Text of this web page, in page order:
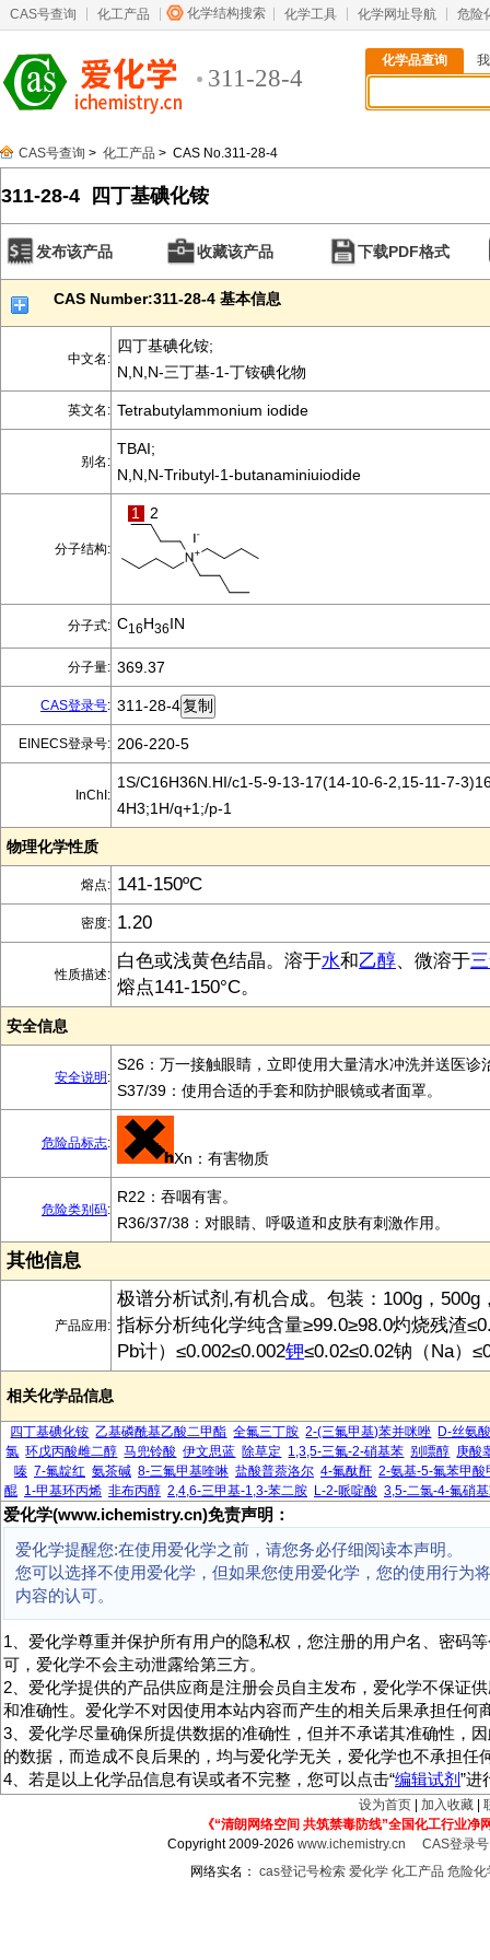
CAS号查询 化工产品 化学结构搜索 化学工具 化学网址导航 危险
311-28-4
化学品查询
CAS号查询 > 化工产品 > CAS No.311-28-4
311-28-4 四丁基碘化铵
发布该产品 收藏该产品 下载PDF格式
CAS Number:311-28-4 基本信息
中文名:
四丁基碘化铵;
N,N,N-三丁基-1-丁铵碘化物
英文名: Tetrabutylammonium iodide
别名:
TBAI;
N,N,N-Tributyl-1-butanaminiuiodide
分子结构:
1 2
分子式: C16H36IN
分子量: 369.37
CAS登录号: 311-28-4
EINECS登录号: 206-220-5
InChI:
1S/C16H36N.HI/c1-5-9-13-17(14-10-6-2,15-11-7-
4H3;1H/q+1;/p-1
物理化学性质
熔点: 141-150ºC
密度: 1.20
性质描述:
白色或浅黄色结晶。溶于水和乙醇、微溶于
熔点141-150°C。
安全信息
安全说明 :
S26：万一接触眼睛，立即使用大量清水冲洗并送医诊
S37/39：使用合适的手套和防护眼镜或者面罩。
危险品标志:
Xn：有害物质
危险类别码:
R22：吞咽有害。
R36/37/38：对眼睛、呼吸道和皮肤有刺激作用。
其他信息
产品应用:
极谱分析试剂,有机合成。包装：100g，500g
指标分析纯化学纯含量≥99.0≥98.0灼烧残渣
Pb计）≤0.002≤0.002钾≤0.02≤0.02钠（Na）
相关化学品信息
四丁基碘化铵 乙基磷酰基乙酸二甲酯 全氟三丁胺 2-(三氟甲基)苯并咪唑 D-丝氨
氯 环戊丙酸雌二醇 马兜铃酸 伊文思蓝 除草定 1,3,5-三氟-2-硝基苯 别嘌醇 庚酸
嗪 7-氟靛红 氨茶碱 8-三氟甲基喹啉 盐酸普萘洛尔 4-氟酞酐 2-氨基-5-氟苯甲酸
醌 1-甲基环丙烯 非布丙醇 2,4,6-三甲基-1,3-苯二胺 L-2-哌啶酸 3,5-二氯-4-氟硝
爱化学(www.ichemistry.cn)免责声明：
爱化学提醒您:在使用爱化学之前，请您务必仔细阅读本声明。
您可以选择不使用爱化学，但如果您使用爱化学，您的使用行为
内容的认可。
1、爱化学尊重并保护所有用户的隐私权，您注册的用户名、密码
可，爱化学不会主动泄露给第三方。
2、爱化学提供的产品供应商是注册会员自主发布，爱化学不保证
和准确性。爱化学不对因使用本站内容而产生的相关后果承担任何
3、爱化学尽量确保所提供数据的准确性，但并不承诺其准确性，
的数据，而造成不良后果的，均与爱化学无关，爱化学也不承担任
4、若是以上化学品信息有误或者不完整，您可以点击“编辑试剂”进
设为首页 加入收藏
《“清朗网络空间 共筑禁毒防线”全国化工行业净
Copyright 2009-2026www.ichemistry.cn
CAS登录
网络实名： cas登记号检索 爱化学 化工产品 危险化